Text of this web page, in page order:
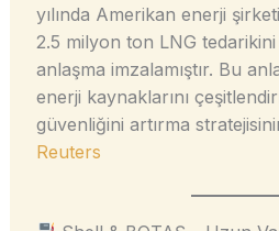
yılında Amerikan enerji
2.5 milyon ton LNG tedarikini
anlaşma imzalamıştır. Bu
enerji kaynaklarını
güvenliğini artırma
Reuters